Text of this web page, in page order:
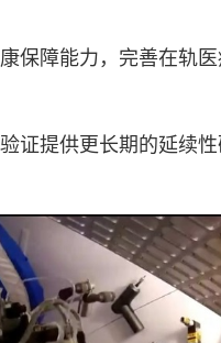
保障能力，完善在轨医
证提供更长期的延续性